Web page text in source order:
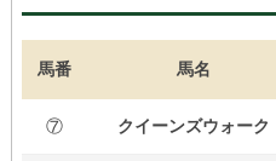
馬番 馬名
⑦ クイーンズウォーク